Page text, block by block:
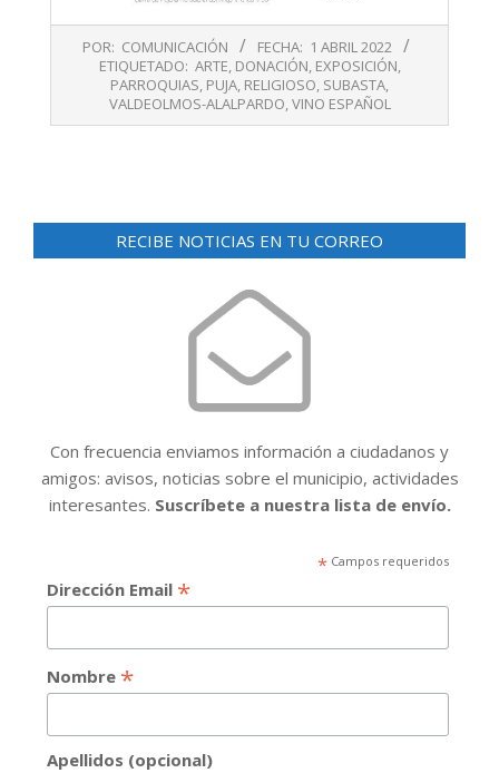
POR: COMUNICACIÓN FECHA: 1 ABRIL 2022
ETIQUETADO: ARTE, DONACIÓN, EXPOSICIÓN,
PARROQUIAS, PUJA, RELIGIOSO, SUBASTA,
VALDEOLMOS-ALALPARDO,VINO ESPAÑOL
RECIBE NOTICIAS EN TU CORREO
Con frecuencia enviamos información a ciudadanos y
amigos: avisos, noticias sobre el municipio, actividades
interesantes. Suscríbete a nuestra lista de envío.
*Campos requeridos
Dirección Email *
Nombre *
Apellidos (opcional)